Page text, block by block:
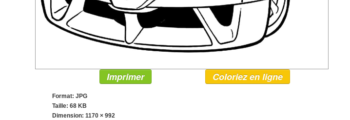
Imprimer Coloriez en ligne
Format: JPG
Taille: 68 KB
Dimension: 1170 × 992